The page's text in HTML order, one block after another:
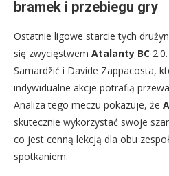
bramek i przebiegu gry
Ostatnie ligowe starcie tych
się zwycięstwem Atalanty BC
Samardžić i Davide Zappacosta,
indywidualne akcje potrafią
Analiza tego meczu pokazuje, że
skutecznie wykorzystać swoje
co jest cenną lekcją dla obu
spotkaniem.